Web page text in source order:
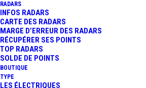
RADARS
INFOS RADARS
CARTE DES RADARS
MARGE D’ERREUR DES RADARS
RÉCUPÉRER SES POINTS
TOP RADARS
SOLDE DE POINTS
BOUTIQUE
TYPE
LES ÉLECTRIQUES
29 janvier 2016
RÉTROMOBILE :